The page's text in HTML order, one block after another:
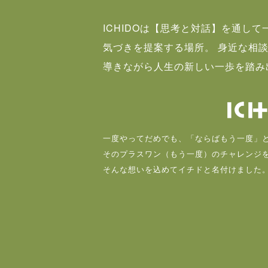
ICHIDOは【思考と対話】を通して
気づきを提案する場所。 身近な相
導きながら人生の新しい一歩を踏
一度やってだめでも、「ならばもう一度」
そのプラスワン（もう一度）のチャレンジ
そんな想いを込めてイチドと名付けました